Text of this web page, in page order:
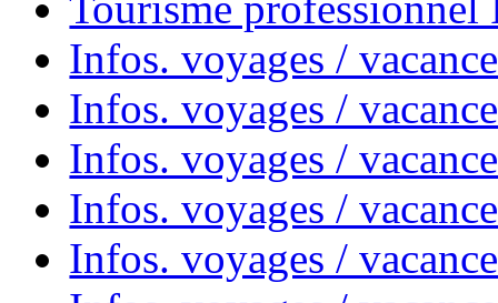
Infos. voyages /
Infos. voyages /
Infos. voyages /
Infos. voyages /
Infos. voyages /